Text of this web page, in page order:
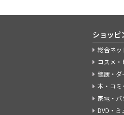
ショッピ
総合ネッ
コスメ・
健康・ダ
本・コミ
家電・パ
DVD・ミ